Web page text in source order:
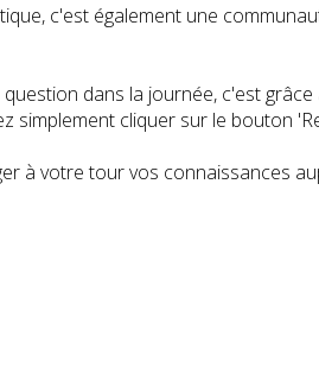
c'est également une
dans la journée, c'est
simplement cliquer sur le bouton
à votre tour vos connaissances